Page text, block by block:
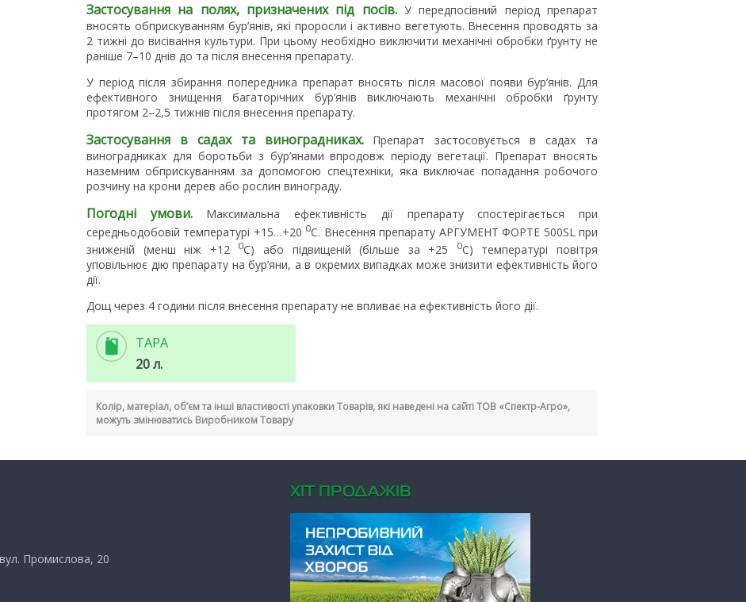
Застосування на полях, призначених під посів.У передпосівний період препарат
вносять обприскуванням бур’янів, які проросли і активно вегетують. Внесення проводять за
2 тижні до висівання культури. При цьому необхідно виключити механічні обробки ґрунту не
раніше 7–10 днів до та після внесення препарату.
У період після збирання попередника препарат вносять після масової появи бур’янів. Для
ефективного знищення багаторічних бур’янів виключають механічні обробки ґрунту
протягом 2–2,5 тижнів після внесення препарату.
Застосування в садах та виноградниках.Препарат застосовується в садах та
виноградниках для боротьби з бур’янами впродовж періоду вегетації. Препарат вносять
наземним обприскуванням за допомогою спецтехніки, яка виключає попадання робочого
розчину на крони дерев або рослин винограду.
Погодні умови.Максимальна ефективність дії препарату спостерігається при
середньодобовій температурі +15…+20 0С. Внесення препарату АРГУМЕНТ ФОРТЕ 500SL при
зниженій (менш ніж +12
0С) або підвищеній (більше за +25 0С) температурі повітря
уповільнює дію препарату на бур’яни, а в окремих випадках може знизити ефективність його
дії.
Дощ через 4 години після внесення препарату не впливає на ефективність його дії.
ТАРА
20 л.
Колір, матеріал, об’єм та інші властивості упаковки Товарів, які наведені на сайті ТОВ «Спектр-Агро»,
можуть змінюватись Виробником Товару
Промислова, 20
ХIТ ПРОДАЖІВ